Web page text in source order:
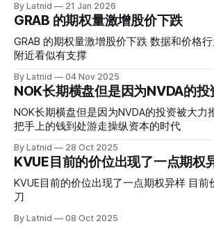
是突破前的支撑CC感觉可以做，放远些, 因
真正得到普遍大众的关注，当然财报可以继
压力位置。 数据在70驻扎 整体
By Latnid 21 Jan 2026
GRAB 的期权量激增股价下跌
GRAB 的期权量激增股价下跌 数据和价格行为分歧，目前5块
附近看似有支撑
By Latnid 04 Nov 2025
NOK长期横盘但是因为NVDA的投
NOK长期横盘但是因为NVDA的投资被大力推高 现在是
把手上的钱到处游走操纵资本的时代
By Latnid 28 Oct 2025
KVUE目前的价位出现了一点期权
KVUE目前的价位出现了一点期权异样 目前价位低于call水平4
刀
By Latnid 08 Oct 2025